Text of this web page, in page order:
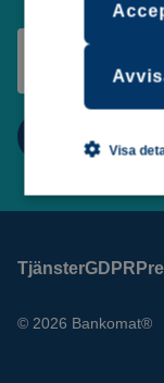
TjänsterGDPR
© 2026 Bankomat®
Visa